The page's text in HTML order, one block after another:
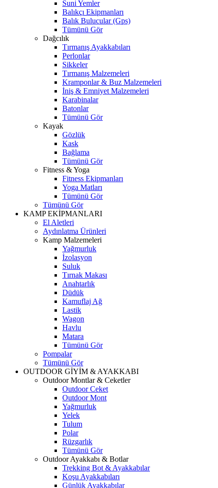
Suni Yemler
Balıkçı Ekipmanları
Balık Bulucular (Gps)
Tümünü Gör
Dağcılık
Tırmanış Ayakkabıları
Perlonlar
Sikkeler
Tırmanış Malzemeleri
Kramponlar & Buz Malzemeleri
İniş & Emniyet Malzemeleri
Karabinalar
Batonlar
Tümünü Gör
Kayak
Gözlük
Kask
Bağlama
Tümünü Gör
Fitness & Yoga
Fitness Ekipmanları
Yoga Matları
Tümünü Gör
Tümünü Gör
KAMP EKİPMANLARI
El Aletleri
Aydınlatma Ürünleri
Kamp Malzemeleri
Yağmurluk
İzolasyon
Suluk
Tırnak Makası
Anahtarlık
Düdük
Kamuflaj Ağ
Lastik
Wagon
Havlu
Matara
Tümünü Gör
Pompalar
Tümünü Gör
OUTDOOR GİYİM & AYAKKABI
Outdoor Montlar & Ceketler
Outdoor Ceket
Outdoor Mont
Yağmurluk
Yelek
Tulum
Polar
Rüzgarlık
Tümünü Gör
Outdoor Ayakkabı & Botlar
Trekking Bot & Ayakkabılar
Koşu Ayakkabıları
Günlük Ayakkabılar